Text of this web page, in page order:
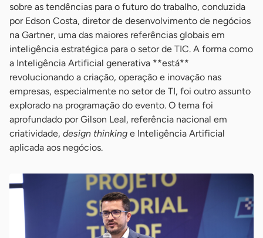
sobre as tendências para o futuro do trabalho, conduzida
por Edson Costa, diretor de desenvolvimento de negócios
na Gartner, uma das maiores referências globais em
inteligência estratégica para o setor de TIC. A forma como
a Inteligência Artificial generativa **está**
revolucionando a criação, operação e inovação nas
empresas, especialmente no setor de TI, foi outro assunto
explorado na programação do evento. O tema foi
aprofundado por Gilson Leal, referência nacional em
criatividade, design thinking e Inteligência Artificial
aplicada aos negócios.